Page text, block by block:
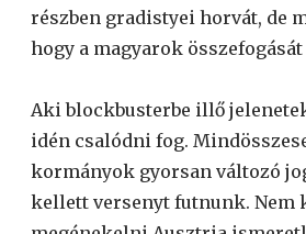
részben gradistyei horvát, de
hogy a magyarok
Aki blockbusterbe illő
idén csalódni fog.
kormányok gyorsan változó
kellett versenyt futnunk. Nem